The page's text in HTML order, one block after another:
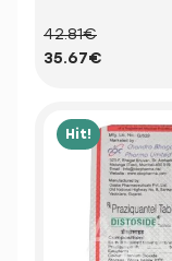
42.81€
35.67€
Hit!